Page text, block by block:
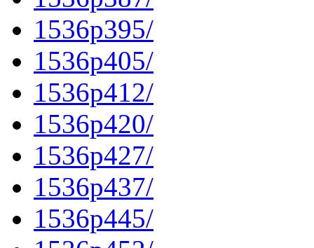
1536p395/
1536p405/
1536p412/
1536p420/
1536p427/
1536p437/
1536p445/